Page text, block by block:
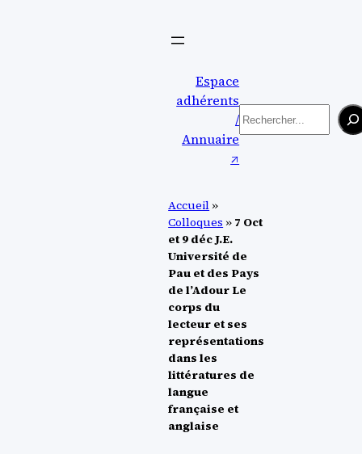
Espace
adhérents
/
Annuaire
↗︎
Rechercher
Accueil »
Colloques » 7 Oct
et 9 déc J.E.
Université de
Pau et des Pays
de l’Adour Le
corps du
lecteur et ses
représentations
dans les
littératures de
langue
française et
anglaise